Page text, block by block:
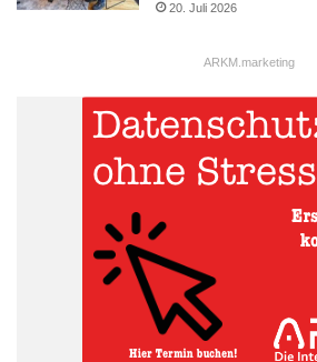
20. Juli 2026
ARKM.marketing